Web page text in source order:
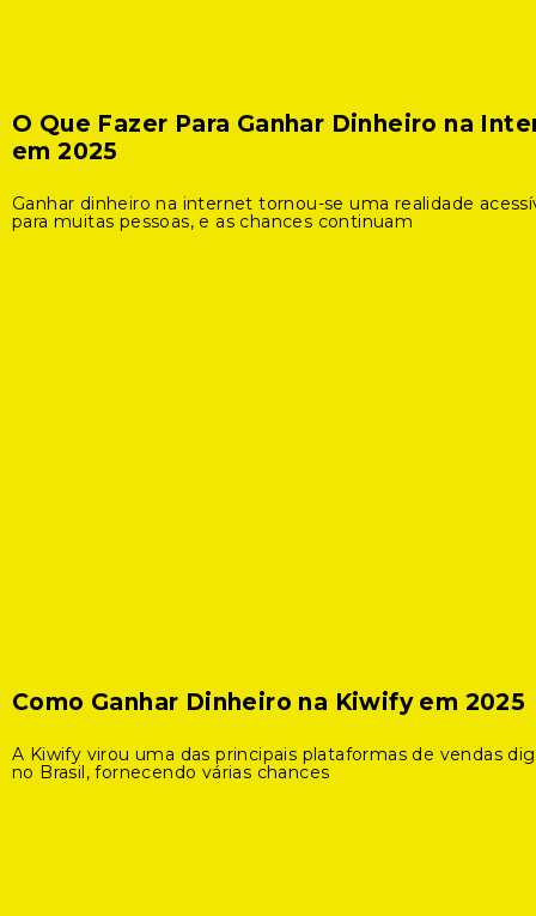
O Que Fazer Para Ganhar Dinheiro na
em 2025
Ganhar dinheiro na internet tornou-se uma realidade
para muitas pessoas, e as chances continuam
Como Ganhar Dinheiro na Kiwify em 2025
A Kiwify virou uma das principais plataformas de vendas
no Brasil, fornecendo várias chances